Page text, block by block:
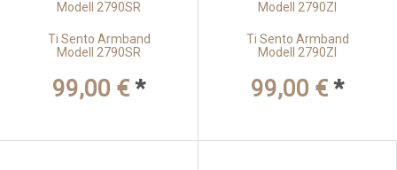
Ti Sento Armband
Modell 2790SR
99,00 € *
Ti Sento Armband
Modell 2790ZI
99,00 € *